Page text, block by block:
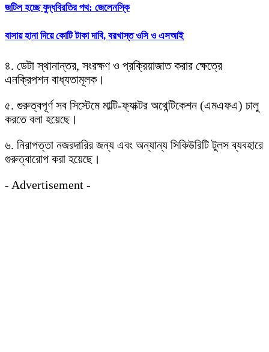
জটিল হচ্ছে যুদ্ধবিরতির পথ: জেলেনস্কি
বাসায় হানা দিয়ে কোটি টাকা দাবি, বরখাস্ত ওসি ও এসআই
৪. ডেটা স্থানান্তর, সংরক্ষণ ও প্রক্রিয়াজাত করার ক্ষেত্রে
এনক্রিপশন বাধ্যতামূলক।
৫. গুরুত্বপূর্ণ সব সিস্টেমে মাল্টি-ফ্যাক্টর অথেন্টিকেশন (এমএফএ) চালু
করতে বলা হয়েছে।
৬. নিরাপত্তা নজরদারির জন্য এবং অন্যান্য সিকিউরিটি টুলস ব্যবহারে
গুরুত্বারোপ করা হয়েছে।
- Advertisement -